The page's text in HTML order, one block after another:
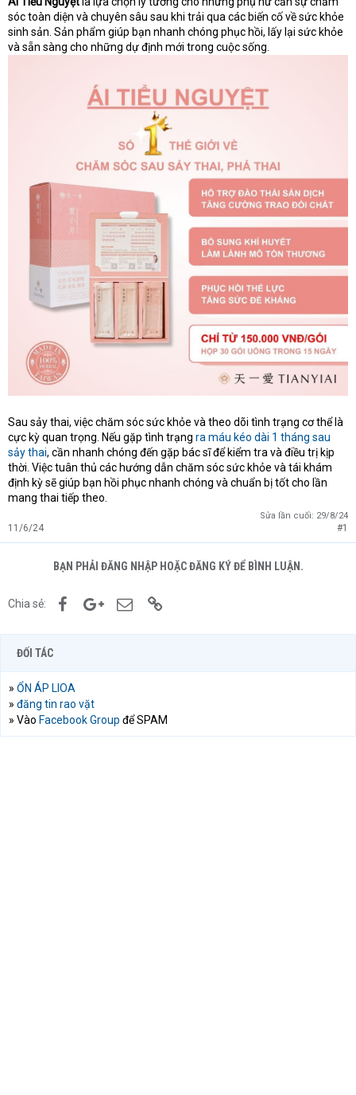
sóc toàn diện và chuyên sâu sau khi trải qua các biến cố về sức khỏe
sinh sản. Sản phẩm giúp bạn nhanh chóng phục hồi, lấy lại sức khỏe
và sẵn sàng cho những dự định mới trong cuộc sống.
Sau sảy thai, việc chăm sóc sức khỏe và theo dõi tình trạng cơ thể là
cực kỳ quan trọng. Nếu gặp tình trạng ra máu kéo dài 1 tháng sau
sảy thai, cần nhanh chóng đến gặp bác sĩ để kiểm tra và điều trị kịp
thời. Việc tuân thủ các hướng dẫn chăm sóc sức khỏe và tái khám
định kỳ sẽ giúp bạn hồi phục nhanh chóng và chuẩn bị tốt cho lần
mang thai tiếp theo.
Sửa lần cuối: 29/8/24
11/6/24 #1
BẠN PHẢI ĐĂNG NHẬP HOẶC ĐĂNG KÝ ĐỂ BÌNH LUẬN.
Chia sẻ: FacebookGoogle+Email
ĐỐI TÁC
» ỔN ÁP LIOA
» đăng tin rao vặt
» Vào Facebook Group để SPAM